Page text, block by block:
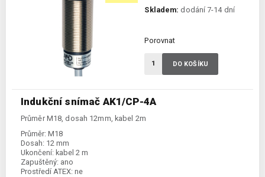
Indukční snímač AK1/CP-4A
Průměr M18, dosah 12mm, kabel 2m
Průměr: M18
Dosah: 12 mm
Ukončení: kabel 2 m
Zapuštěný: ano
Prostředí ATEX: ne
Skladem: dodání 7-14 dní
Porovnat
DO KOŠÍKU